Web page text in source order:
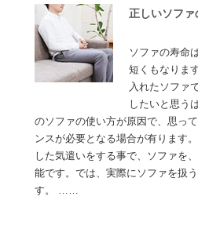
正しいソファ
ソファの寿命
短くもなりま
入れたソファ
したいと思う
のソファの使い方が原因で、思っ
ンスが必要となる場合が有ります
した気遣いをする事で、ソファを
能です。では、実際にソファを扱
す。 ……